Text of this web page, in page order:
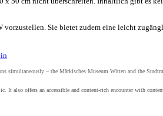
Sie bietet zudem eine leicht
– the Märkisches Museum Witten and the
offers an accessible and content-rich encounter with